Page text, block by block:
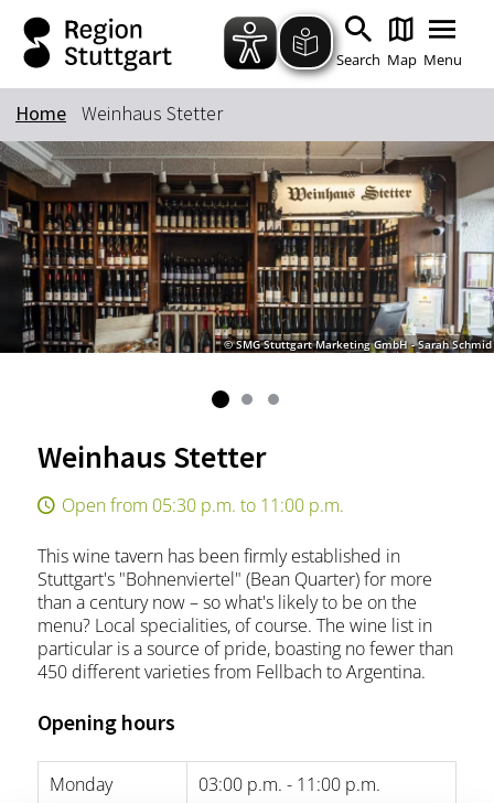
Zum Hauptinhalt springen
Zur Suche springen
Zur Hauptnavigation
Zum Footer springen
Search Map Menu
Keyword
Home Weinhaus Stetter
© SMG Stuttgart Marketing GmbH - Sarah Schmid
Weinhaus Stetter
Open from 05:30 p.m. to 11:00 p.m.
This wine tavern has been firmly established in
Stuttgart's "Bohnenviertel" (Bean Quarter) for more
than a century now – so what's likely to be on the
menu? Local specialities, of course. The wine list in
particular is a source of pride, boasting no fewer than
450 different varieties from Fellbach to Argentina.
Opening hours
Monday
03:00 p.m. - 11:00 p.m.